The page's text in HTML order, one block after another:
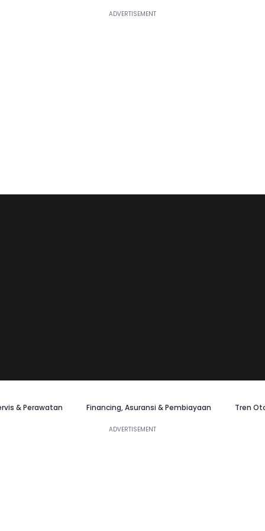
& Perawatan Financing, Asuransi & Pembiayaan Tren